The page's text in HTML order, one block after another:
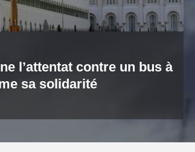
l’attentat contre un bus à
sa solidarité